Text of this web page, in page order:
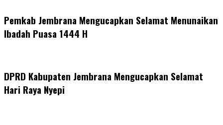
Pemkab Jembrana Mengucapkan Selamat Menunaikan
Ibadah Puasa 1444 H
DPRD Kabupaten Jembrana Mengucapkan Selamat
Hari Raya Nyepi